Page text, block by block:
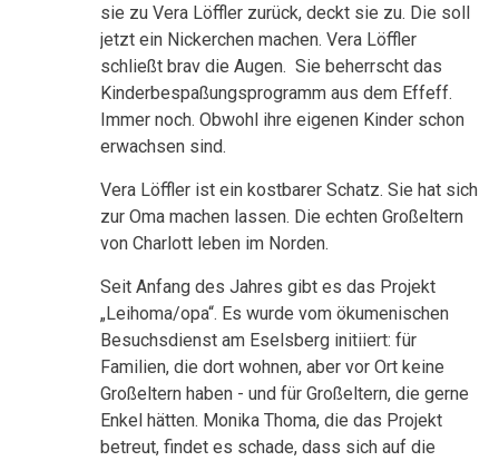
sie zu Vera Löffler zurück, deckt sie zu. Die soll
jetzt ein Nickerchen machen. Vera Löffler
schließt brav die Augen. Sie beherrscht das
Kinderbespaßungsprogramm aus dem Effeff.
Immer noch. Obwohl ihre eigenen Kinder schon
erwachsen sind.
Vera Löffler ist ein kostbarer Schatz. Sie hat sich
zur Oma machen lassen. Die echten Großeltern
von Charlott leben im Norden.
Seit Anfang des Jahres gibt es das Projekt
„Leihoma/opa“. Es wurde vom ökumenischen
Besuchsdienst am Eselsberg initiiert: für
Familien, die dort wohnen, aber vor Ort keine
Großeltern haben - und für Großeltern, die gerne
Enkel hätten. Monika Thoma, die das Projekt
betreut, findet es schade, dass sich auf die